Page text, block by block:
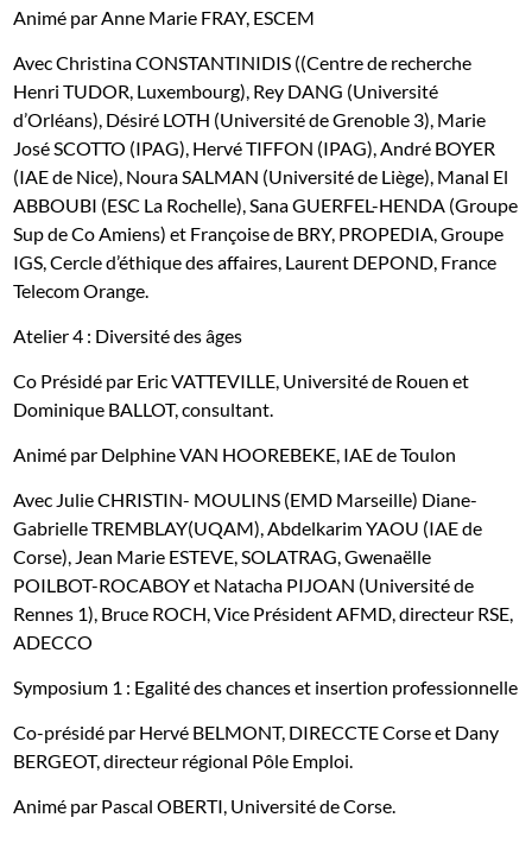
Animé par Anne Marie FRAY, ESCEM
Avec Christina CONSTANTINIDIS ((Centre de recherche
Henri TUDOR, Luxembourg), Rey DANG (Université
d’Orléans), Désiré LOTH (Université de Grenoble 3), Marie
José SCOTTO (IPAG), Hervé TIFFON (IPAG), André BOYER
(IAE de Nice), Noura SALMAN (Université de Liège), Manal El
ABBOUBI (ESC La Rochelle), Sana GUERFEL-HENDA (Groupe
Sup de Co Amiens) et Françoise de BRY, PROPEDIA, Groupe
IGS, Cercle d’éthique des affaires, Laurent DEPOND, France
Telecom Orange.
Atelier 4 : Diversité des âges
Co Présidé par Eric VATTEVILLE, Université de Rouen et
Dominique BALLOT, consultant.
Animé par Delphine VAN HOOREBEKE, IAE de Toulon
Avec Julie CHRISTIN- MOULINS (EMD Marseille) Diane-
Gabrielle TREMBLAY(UQAM), Abdelkarim YAOU (IAE de
Corse), Jean Marie ESTEVE, SOLATRAG, Gwenaëlle
POILBOT-ROCABOY et Natacha PIJOAN (Université de
Rennes 1), Bruce ROCH, Vice Président AFMD, directeur RSE,
ADECCO
Symposium 1 : Egalité des chances et insertion professionnelle
Co-présidé par Hervé BELMONT, DIRECCTE Corse et Dany
BERGEOT, directeur régional Pôle Emploi.
Animé par Pascal OBERTI, Université de Corse.